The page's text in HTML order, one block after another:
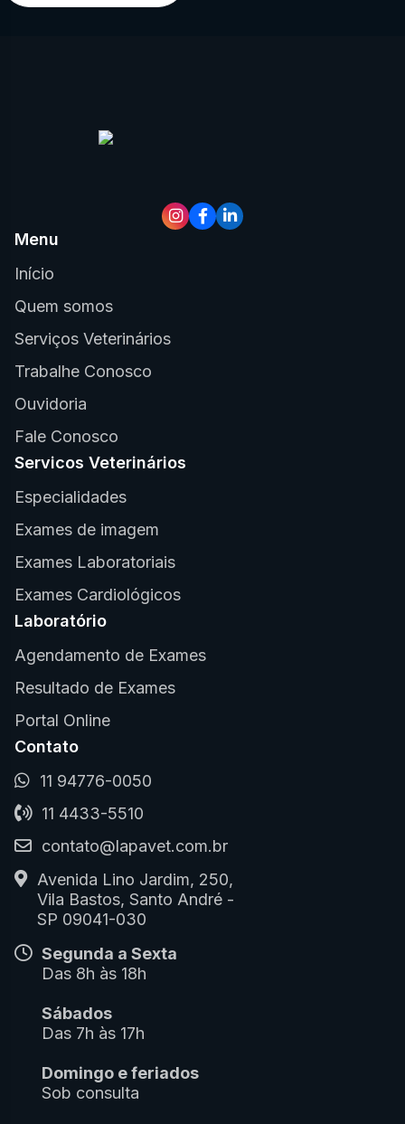
Menu
Início
Quem somos
Serviços Veterinários
Trabalhe Conosco
Ouvidoria
Fale Conosco
Servicos Veterinários
Especialidades
Exames de imagem
Exames Laboratoriais
Exames Cardiológicos
Laboratório
Agendamento de Exames
Resultado de Exames
Portal Online
Contato
11 94776-0050
11 4433-5510
contato@lapavet.com.br
Avenida Lino Jardim, 250,
Vila Bastos, Santo André -
SP 09041-030
Segunda a Sexta
Das 8h às 18h
Sábados
Das 7h às 17h
Domingo e feriados
Sob consulta